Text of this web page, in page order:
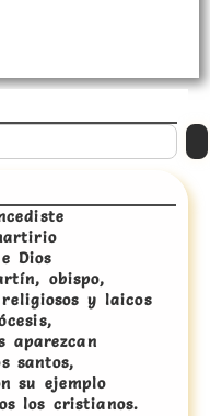
Dios
obispo,
y laicos
aparezcan
santos,
su ejemplo
los cristianos.